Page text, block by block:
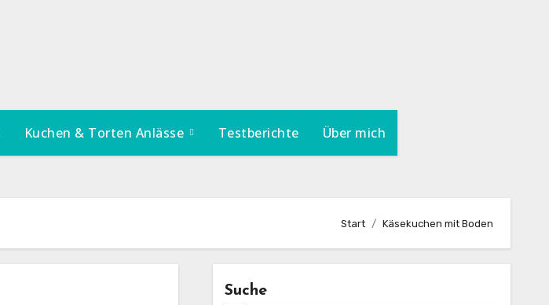
Kuchen & Torten Anlässe Testberichte Über mich
Start Käsekuchen mit Boden
Suche